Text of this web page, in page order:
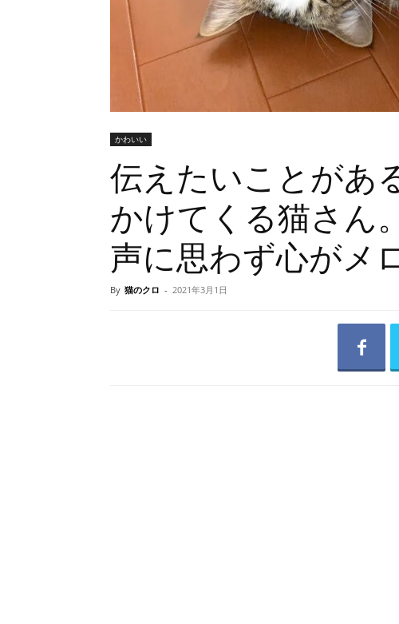
かわいい
伝えたいことがあ
かけてくる猫さん
声に思わず心がメ
By 猫のクロ - 2021年3月1日